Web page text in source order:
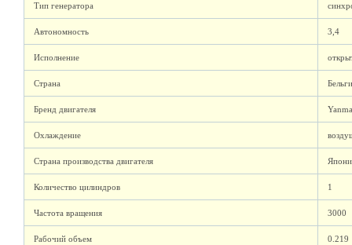
Тип генератора
Автономность 3,4
Исполнение
Страна
Бренд двигателя
Охлаждение
Страна производства двигателя
Количество цилиндров 1
Частота вращения 3000
Рабочий объем 0.219